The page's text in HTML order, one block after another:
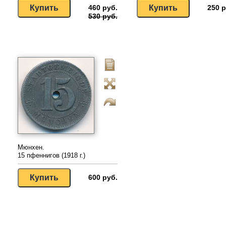
460 руб.
530 руб.
250
Мюнхен.
15 пфеннигов (1918 г.)
600 руб.